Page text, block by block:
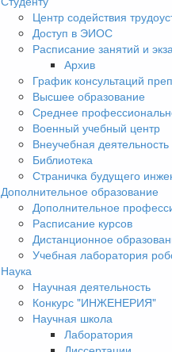
Центр содействия
Доступ в ЭИОС
Расписание занятий и
Архив
График консультаций
Высшее образование
Среднее
Военный учебный центр
Внеучебная деятельность
Библиотека
Страничка будущего
Дополнительное образование
Дополнительное
Расписание курсов
Дистанционное
Учебная лаборатория
Наука
Научная деятельность
Конкурс "ИНЖЕНЕРИЯ"
Научная школа
Лаборатория